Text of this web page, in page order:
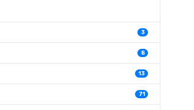
3
8
13
71